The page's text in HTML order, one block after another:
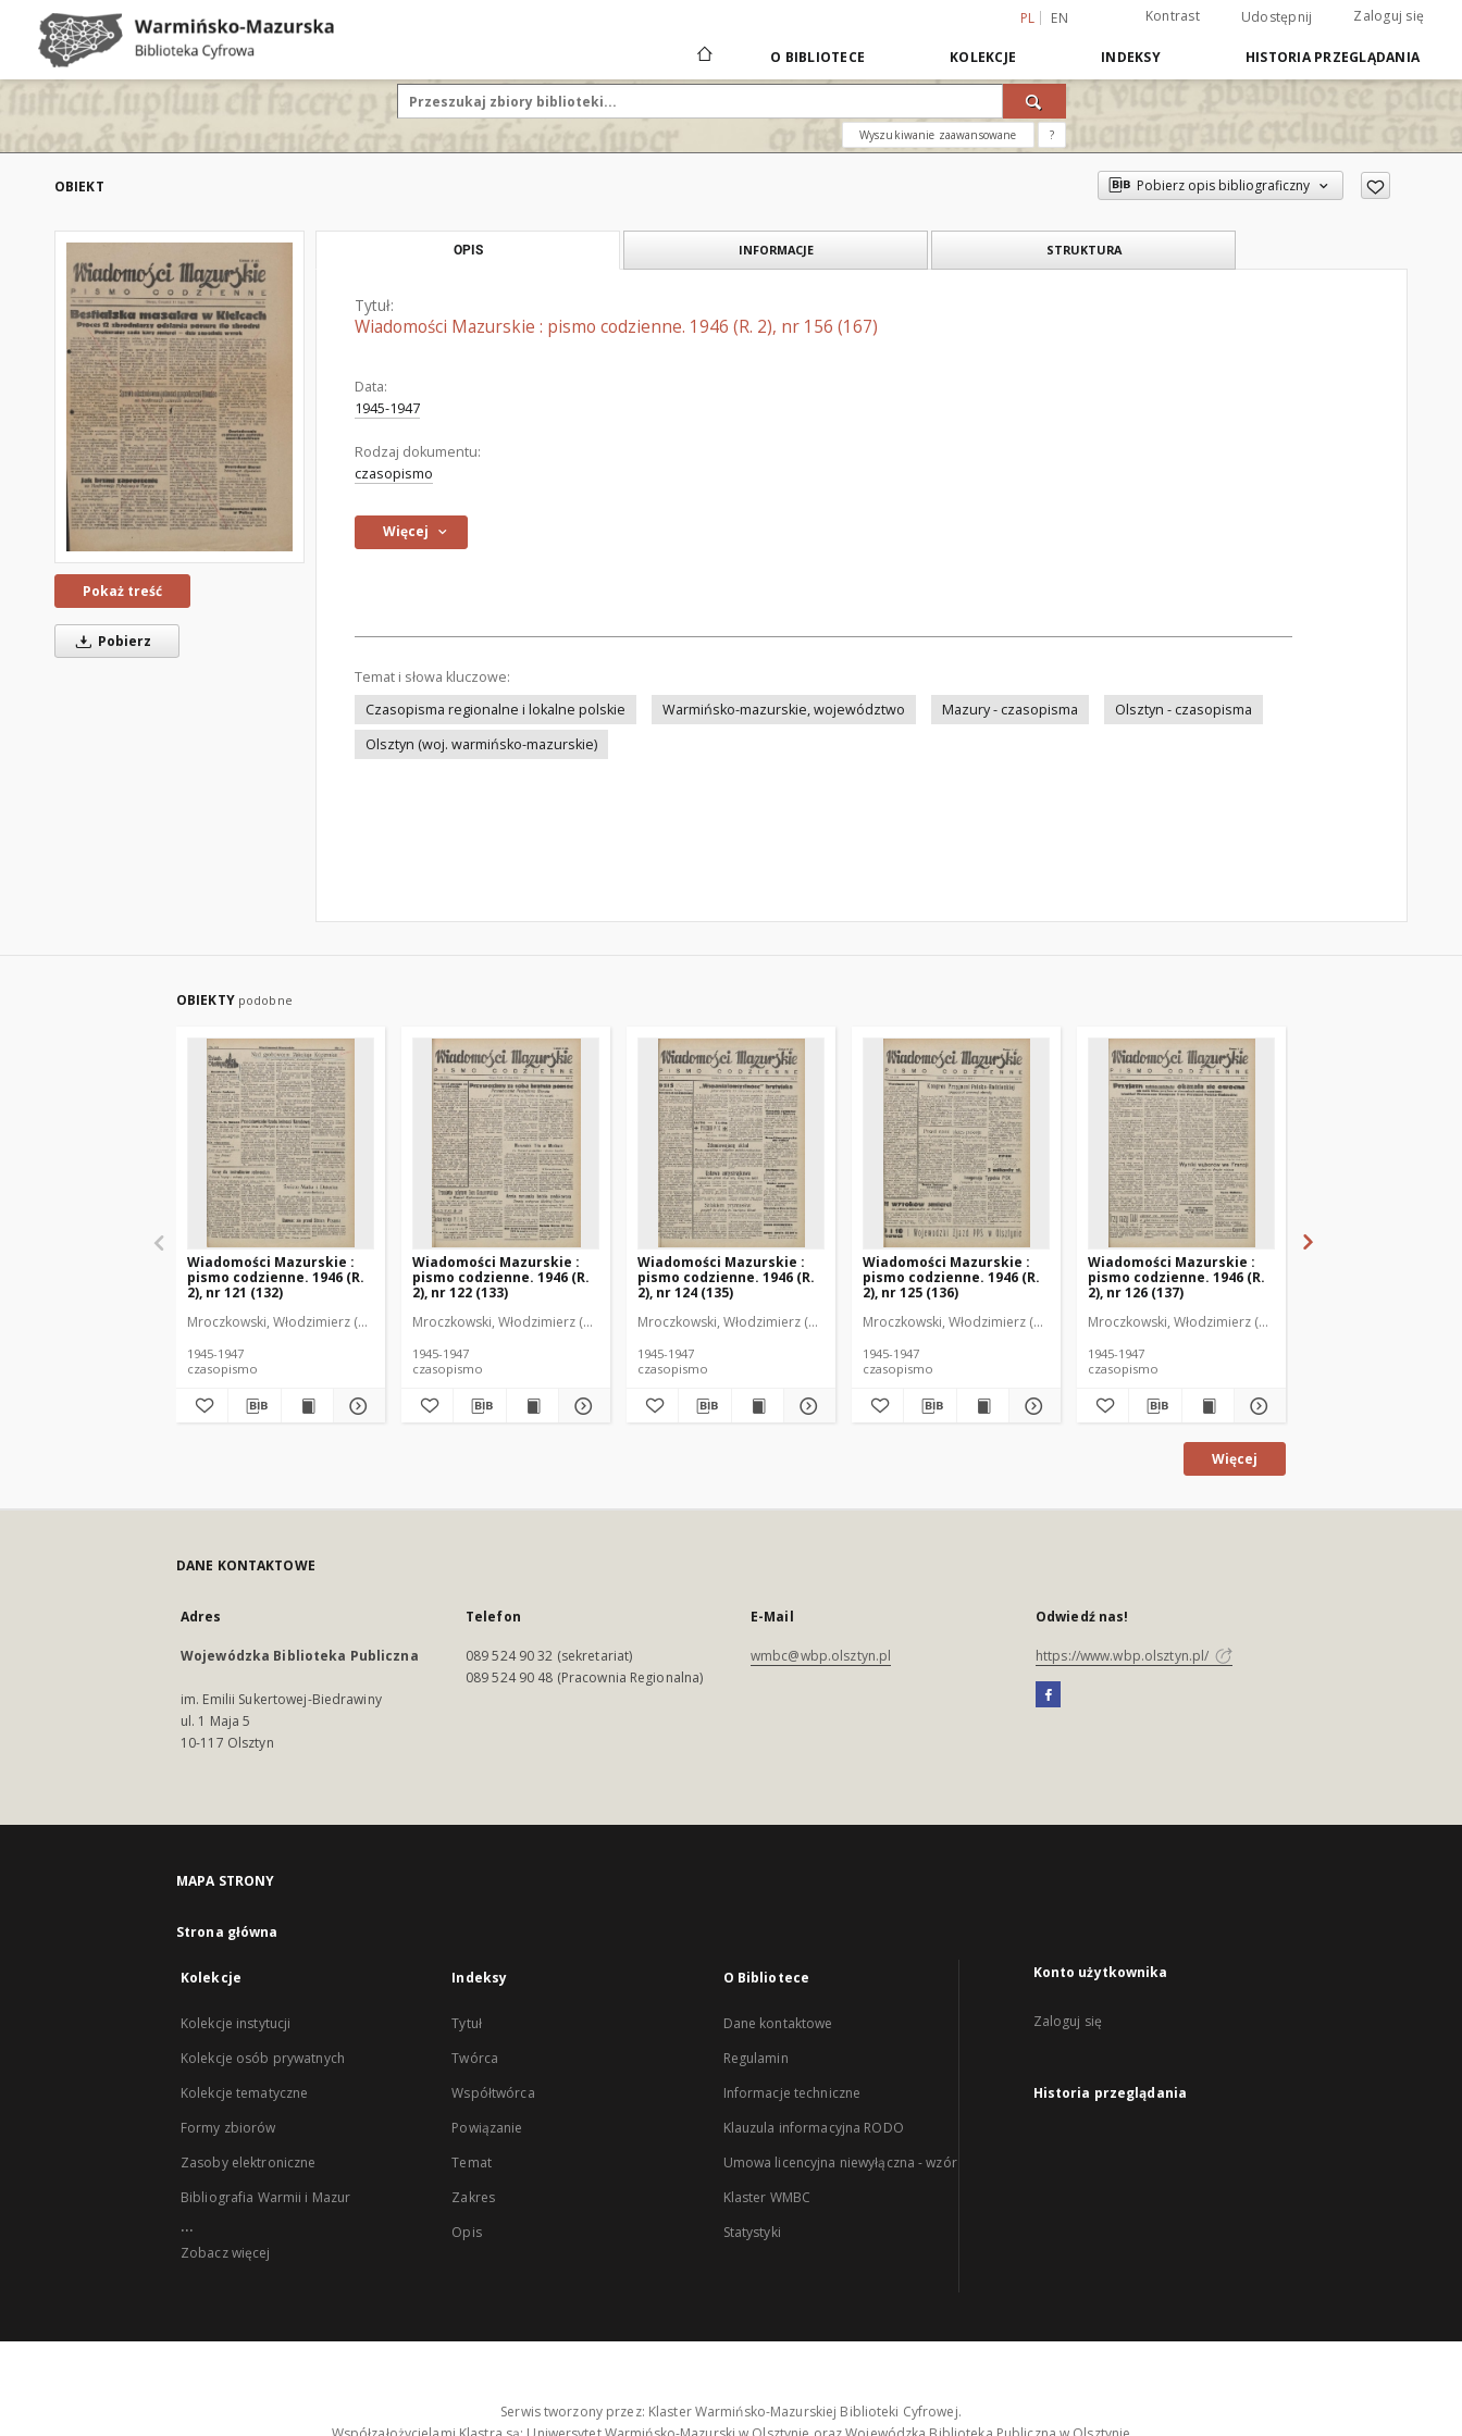
PL EN Kontrast Udostępnij Zaloguj się
O BIBLIOTECE KOLEKCJE INDEKSY HISTORIA PRZEGLĄDANIA
Wyszukiwanie zaawansowane ?
OBIEKT Pobierz opis bibliograficzny
Pokaż treść
Pobierz
OPIS INFORMACJE STRUKTURA
Tytuł:
Wiadomości Mazurskie : pismo codzienne. 1946 (R. 2), nr 156 (167)
Data:
1945-1947
Rodzaj dokumentu:
czasopismo
Więcej
Temat i słowa kluczowe:
Czasopisma regionalne i lokalne polskie
Warmińsko-mazurskie, województwo Mazury - czasopisma
Olsztyn - czasopisma
Olsztyn (woj. warmińsko-mazurskie)
OBIEKTY podobne
Wiadomości Mazurskie :
pismo codzienne. 1946 (R.
2), nr 121 (132)
Mroczkowski, Włodzimierz (1902-1971). Redaktor
1945-1947
czasopismo
Wiadomości Mazurskie :
pismo codzienne. 1946 (R.
2), nr 122 (133)
Mroczkowski, Włodzimierz (1902-1971). Redaktor
1945-1947
czasopismo
Wiadomości Mazurskie :
pismo codzienne. 1946 (R.
2), nr 124 (135)
Mroczkowski, Włodzimierz (1902-1971). Redaktor
1945-1947
czasopismo
Wiadomości Mazurskie :
pismo codzienne. 1946 (R.
2), nr 125 (136)
Mroczkowski, Włodzimierz (1902-1971). Redaktor
1945-1947
czasopismo
Wiadomości Mazurskie :
pismo codzienne. 1946 (R.
2), nr 126 (137)
Mroczkowski, Włodzimierz (1902-1971). Redaktor
1945-1947
czasopismo
Więcej
DANE KONTAKTOWE
Adres
Wojewódzka Biblioteka Publiczna
im. Emilii Sukertowej-Biedrawiny
ul. 1 Maja 5
10-117 Olsztyn
Telefon
089 524 90 32 (sekretariat)
089 524 90 48 (Pracownia Regionalna)
E-Mail
wmbc@wbp.olsztyn.pl
Odwiedź nas!
https://www.wbp.olsztyn.pl/
MAPA STRONY
Strona główna
Kolekcje
Kolekcje instytucji
Kolekcje osób prywatnych
Kolekcje tematyczne
Formy zbiorów
Zasoby elektroniczne
Bibliografia Warmii i Mazur
...
Zobacz więcej
Indeksy
Tytuł
Twórca
Współtwórca
Powiązanie
Temat
Zakres
Opis
O Bibliotece
Dane kontaktowe
Regulamin
Informacje techniczne
Klauzula informacyjna RODO
Umowa licencyjna niewyłączna - wzór
Klaster WMBC
Statystyki
Konto użytkownika
Zaloguj się
Historia przeglądania
Serwis tworzony przez: Klaster Warmińsko-Mazurskiej Biblioteki Cyfrowej.